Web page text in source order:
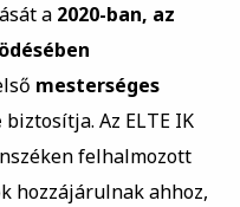
a 2020-ban, az
mesterséges
biztosítja. Az ELTE IK
felhalmozott
hozzájárulnak ahhoz,